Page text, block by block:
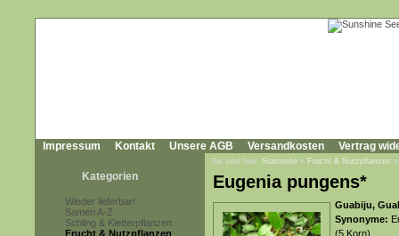
Impressum Kontakt Unsere AGB Versandkosten Vertrag
Kategorien
Wieder lieferbar!
Samen A-Z
Schling & Kletterpflanzen
Frucht & Nutzpflanzen
Sie sind hier: Startseite » Frucht & Nutzpflanzen
Eugenia pungens*
Guabiju,
Synonyme:
(5 Korn)